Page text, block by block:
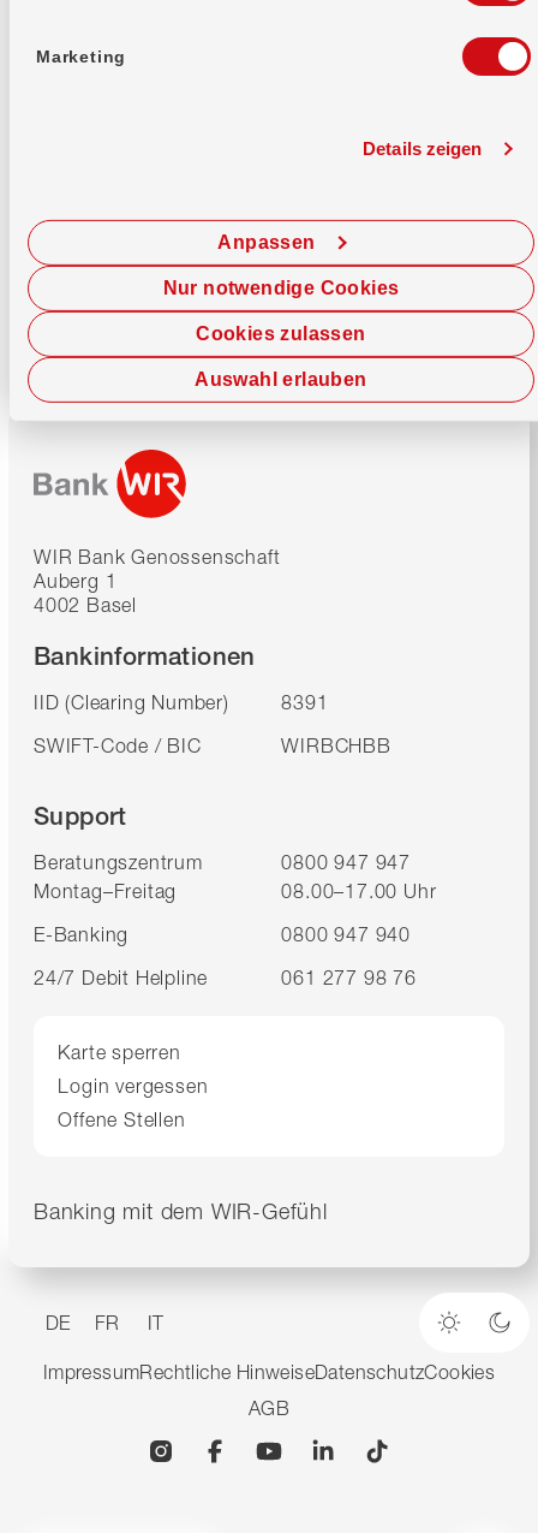
Marketing
Details zeigen
Cookies zulassen
Anpassen
Auswahl erlauben
Nur notwendige Cookies
Jetzt chatten
WIR Bank Genossenschaft
Auberg 1
4002 Basel
Bankinformationen
IID (Clearing Number)
8391
SWIFT-Code / BIC
WIRBCHBB
Support
Beratungszentrum
0800 947 947
Montag–Freitag
08.00–17.00 Uhr
E-Banking
0800 947 940
24/7 Debit Helpline
061 277 98 76
Karte sperren
Login vergessen
Offene Stellen
Banking mit dem WIR-Gefühl
DE FR IT
Heller
ImpressumRechtliche HinweiseDatenschutzCookies
AGB
InstagramFacebookYouTubeLinkedin